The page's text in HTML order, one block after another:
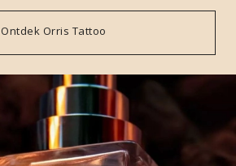
Ontdek Orris Tattoo